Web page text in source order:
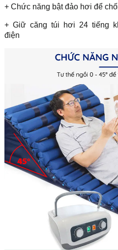
+ Chức năng bật đảo hơi để
+ Giữ căng túi hơi 24 tiếng
điện